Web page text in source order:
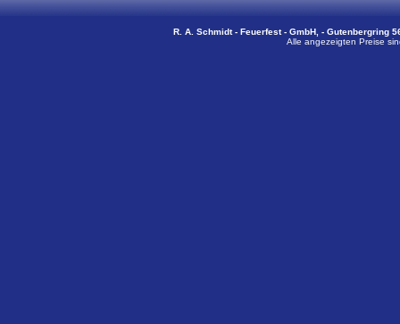
R. A. Schmidt - Feuerfest - GmbH, - Gutenbergring
Alle angezeigten Preise